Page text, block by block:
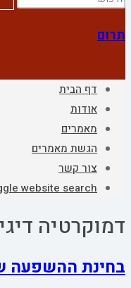
תרום
דף הבית
אודות
מאמרים
הגשת מאמרים
צור קשר
website search
דמוקרטיה
בחינת ההשפעה